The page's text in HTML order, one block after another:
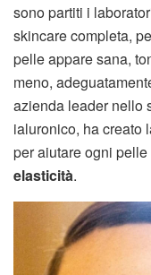
sono partiti i
skincare completa,
pelle appare sana,
meno,
azienda leader nello
ialuronico, ha creato
per aiutare ogni
elasticità.